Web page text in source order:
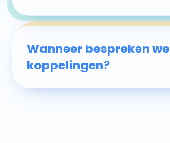
Wanneer bespreken we
koppelingen?